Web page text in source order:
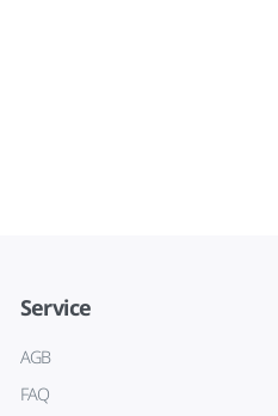
Service
AGB
FAQ